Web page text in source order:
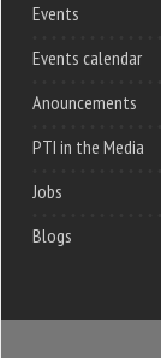
Events
Events calendar
Anouncements
PTI in the Media
Jobs
Blogs